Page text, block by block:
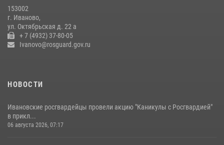
15 июля 2026, 13:03
153002
г. Иваново,
ул. Октябрьская д. 22 а
+ 7 (4932) 37-80-05
Ivanovo@rosguard.gov.ru
НОВОСТИ
Ивановские росгвардейцы провели акцию "Каникулы с Росгвардией"
в прикл...
06 августа 2026, 07:17